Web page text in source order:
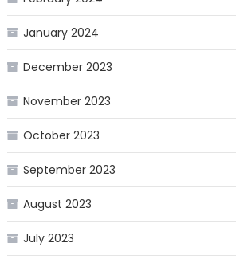
January 2024
December 2023
November 2023
October 2023
September 2023
August 2023
July 2023